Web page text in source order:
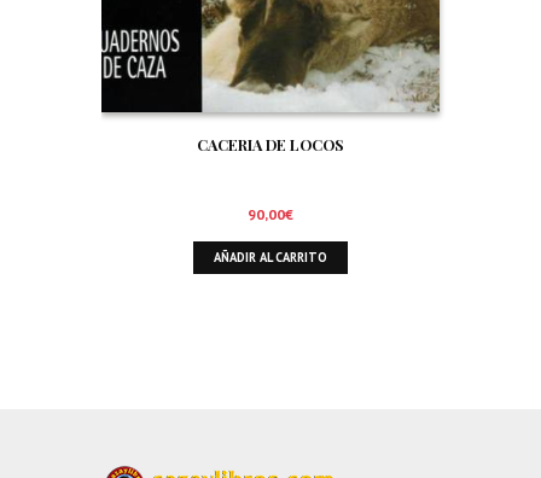
CACERIA DE LOCOS
90,00€
AÑADIR AL CARRITO